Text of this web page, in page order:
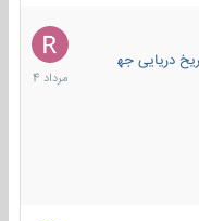
دریایی جهان
16
مرداد
1404